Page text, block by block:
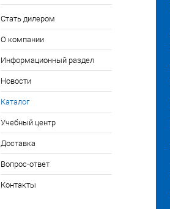
Стать дилером
О компании
Информационный раздел
Новости
Каталог
Учебный центр
Доставка
Вопрос-ответ
Контакты